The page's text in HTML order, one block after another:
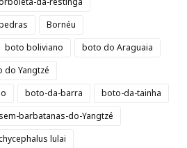
Bornéu
boto boliviano
boto do Araguaia
do Yangtzé
boto-da-barra
boto-da-tainha
barbatanas-do-Yangtzé
lulai